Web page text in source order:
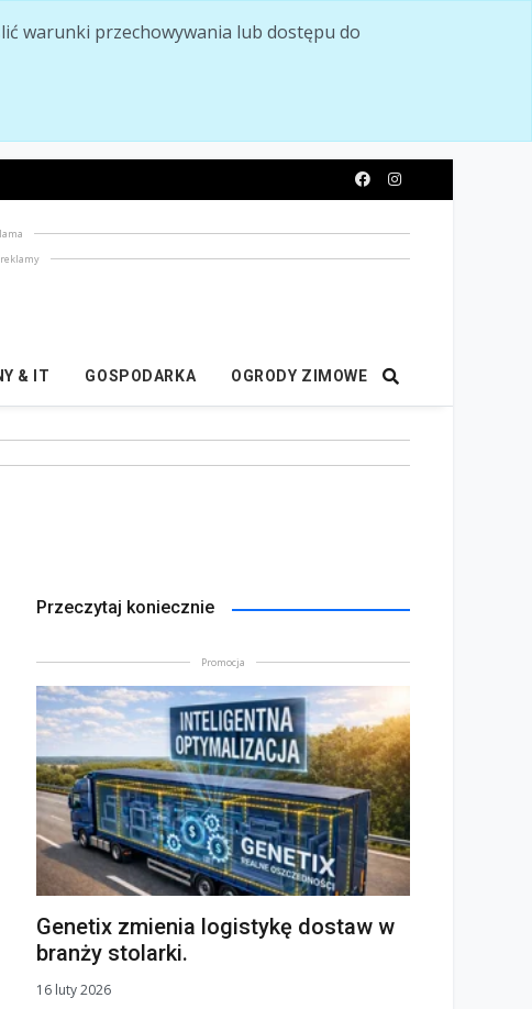
warunki przechowywania lub dostępu do
& IT GOSPODARKA OGRODY ZIMOWE
Przeczytaj koniecznie
Promocja
Genetix zmienia logistykę dostaw w
branży stolarki.
16 luty 2026